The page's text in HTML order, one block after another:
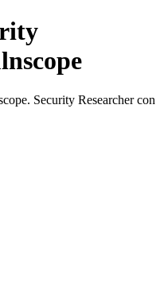
Security Researcher con